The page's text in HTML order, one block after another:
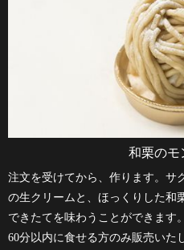
和栗のモ
注文を受けてから、作ります。サ
の生クリームと、ほっくりした和
できたてを味わうことができます。
60分以内に食せる方のみ販売いた